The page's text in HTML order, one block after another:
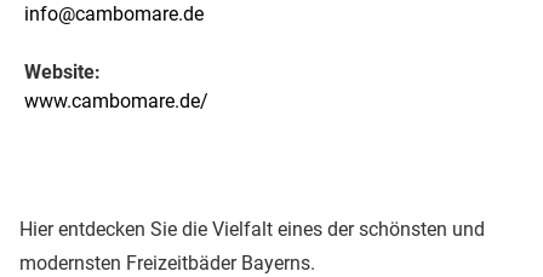
info@cambomare.de
Website:
www.cambomare.de/
Hier entdecken Sie die Vielfalt eines der schönsten und
modernsten Freizeitbäder Bayerns.